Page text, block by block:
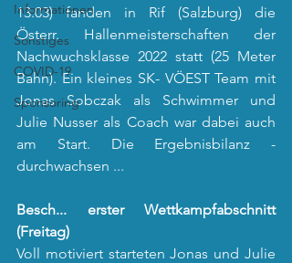
Informationen
Sonstiges
COVID-19
Sponsoring
13.03) fanden in Rif (Salzburg) die
Österr. Hallenmeisterschaften der
Nachwuchsklasse 2022 statt (25 Meter
Bahn). Ein kleines SK- VÖEST Team mit
Jonas Sobczak als Schwimmer und
Julie Nusser als Coach war dabei auch
am Start. Die Ergebnisbilanz -
durchwachsen ...
Besch... erster Wettkampfabschnitt
(Freitag)
Voll motiviert starteten Jonas und Julie